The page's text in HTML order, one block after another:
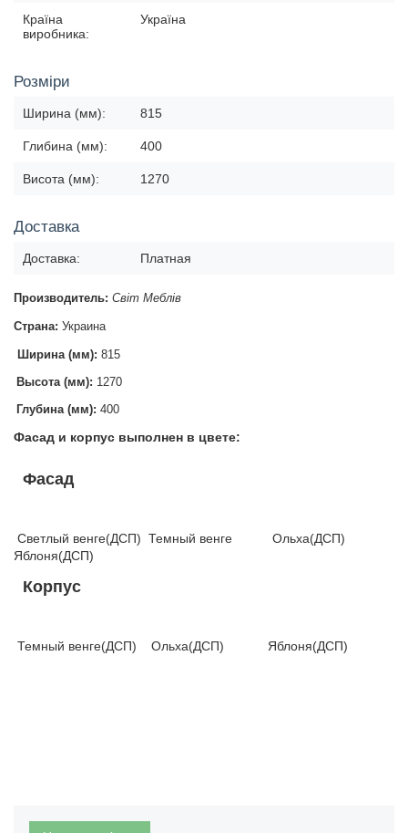
Країна
виробника:
Україна
Розміри
Ширина (мм): 815
Глибина (мм): 400
Висота (мм): 1270
Доставка
Доставка: Платная
Производитель: Світ Меблів
Страна: Украина
Ширина (мм): 815
Высота (мм): 1270
Глубина (мм): 400
Фасад и корпус выполнен в цвете:
Фасад
Светлый венге(ДСП) Темный венге Ольха(ДСП)
Яблоня(ДСП)
Корпус
Темный венге(ДСП) Ольха(ДСП) Яблоня(ДСП)